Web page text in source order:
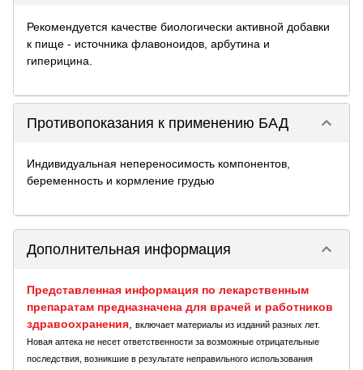
Рекомендуется качестве биологически активной добавки
к пище - источника флавоноидов, арбутина и
гиперицина.
Противопоказания к применению БАД keyboard_arrow_down
Индивидуальная непереносимость компонентов,
беременность и кормление грудью
Дополнительная информация keyboard_arrow_down
Представленная информация по лекарственным
препаратам предназначена для врачей и работников
здравоохранения
включает материалы из изданий разных лет.
Новая аптека не несет ответственности за возможные отрицательные
последствия, возникшие в результате неправильного использования